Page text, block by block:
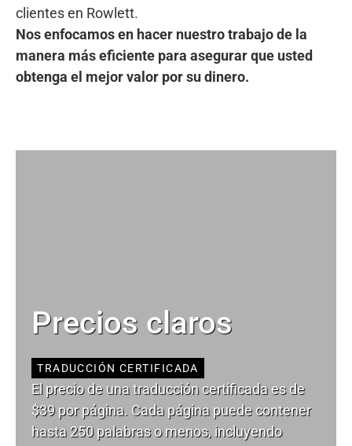
clientes en Rowlett.
Nos enfocamos en hacer nuestro trabajo de la
manera más eficiente para asegurar que usted
obtenga el mejor valor por su dinero.
Precios claros
TRADUCCIÓN CERTIFICADA
El precio de una traducción certificada es de
$39 por página. Cada página puede contener
hasta 250 palabras o menos, incluyendo